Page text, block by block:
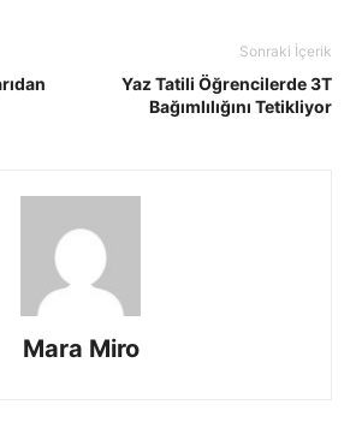
Sonraki İçerik
Yaz Tatili Öğrencilerde 3T
Bağımlılığını Tetikliyor
Mara Miro